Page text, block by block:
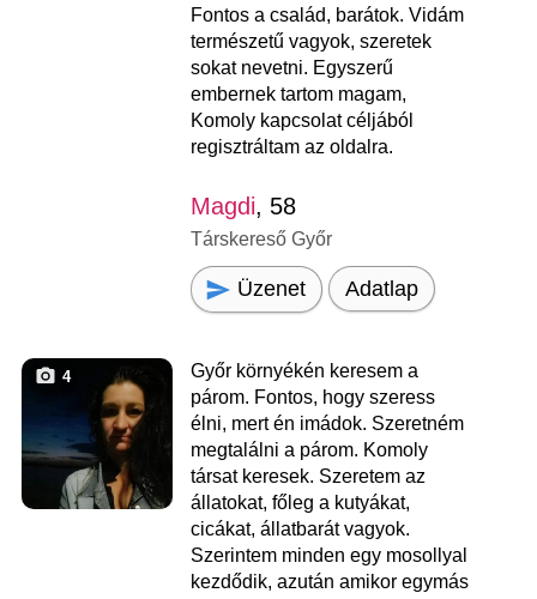
Fontos a család, barátok. Vidám
természetű vagyok, szeretek
sokat nevetni. Egyszerű
embernek tartom magam,
Komoly kapcsolat céljából
regisztráltam az oldalra.
Magdi, 58
Társkereső Győr
Üzenet Adatlap
4
Győr környékén keresem a
párom. Fontos, hogy szeress
élni, mert én imádok. Szeretném
megtalálni a párom. Komoly
társat keresek. Szeretem az
állatokat, főleg a kutyákat,
cicákat, állatbarát vagyok.
Szerintem minden egy mosollyal
kezdődik, azután amikor egymás